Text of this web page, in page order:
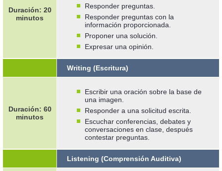
Duración: 20
minutos
Responder preguntas.
Responder preguntas con la
información proporcionada.
Proponer una solución.
Expresar una opinión.
Writing (Escritura)
Duración: 60
minutos
Escribir una oración sobre la base de
una imagen.
Responder a una solicitud escrita.
Escuchar conferencias, debates y
conversaciones en clase, después
contestar preguntas.
Listening (Comprensión Auditiva)